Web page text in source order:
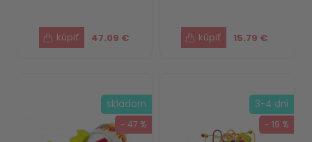
47.09 € 15.79 €
skladom
- 47 %
3-4 dni
- 19 %